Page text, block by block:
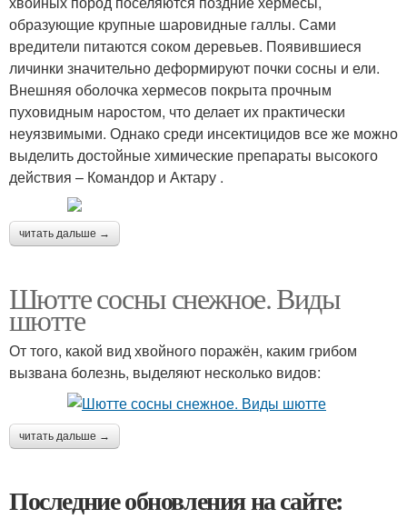
образующие крупные шаровидные галлы. Сами
вредители питаются соком деревьев. Появившиеся
личинки значительно деформируют почки сосны и ели.
Внешняя оболочка хермесов покрыта прочным
пуховидным наростом, что делает их практически
неуязвимыми. Однако среди инсектицидов все же можно
выделить достойные химические препараты высокого
действия – Командор и Актару .
читать дальше →
Шютте сосны снежное. Виды
шютте
От того, какой вид хвойного поражён, каким грибом
вызвана болезнь, выделяют несколько видов:
читать дальше →
Последние обновления на сайте: